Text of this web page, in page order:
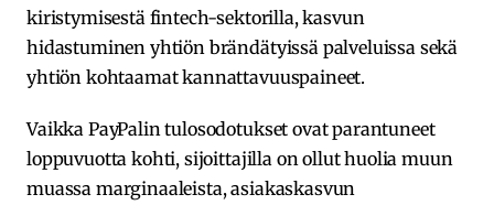
kiristymisestä fintech-sektorilla, kasvun
hidastuminen yhtiön brändätyissä palveluissa sekä
yhtiön kohtaamat kannattavuuspaineet.
Vaikka PayPalin tulosodotukset ovat parantuneet
loppuvuotta kohti, sijoittajilla on ollut huolia muun
muassa marginaaleista, asiakaskasvun